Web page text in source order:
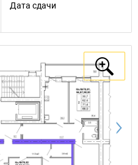
Дата сдачи